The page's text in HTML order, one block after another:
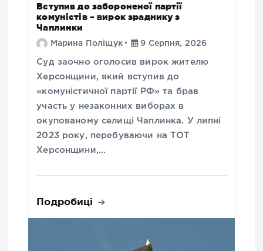
Вступив до забороненої партії
комуністів – вирок зраднику з
Чаплинки
Марина Поліщук 9 Серпня, 2026
Суд заочно оголосив вирок жителю
Херсонщини, який вступив до
«комуністичної партії РФ» та брав
участь у незаконних виборах в
окупованому селищі Чаплинка. У липні
2023 року, перебуваючи на ТОТ
Херсонщини,…
Подробиці